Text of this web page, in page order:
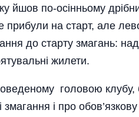
йшов по-осінньому
прибули на старт, але
до старту змагань:
жилети.
головою
і про